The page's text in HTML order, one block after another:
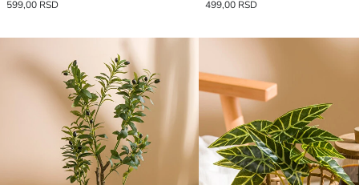
599,00 RSD 499,00 RSD